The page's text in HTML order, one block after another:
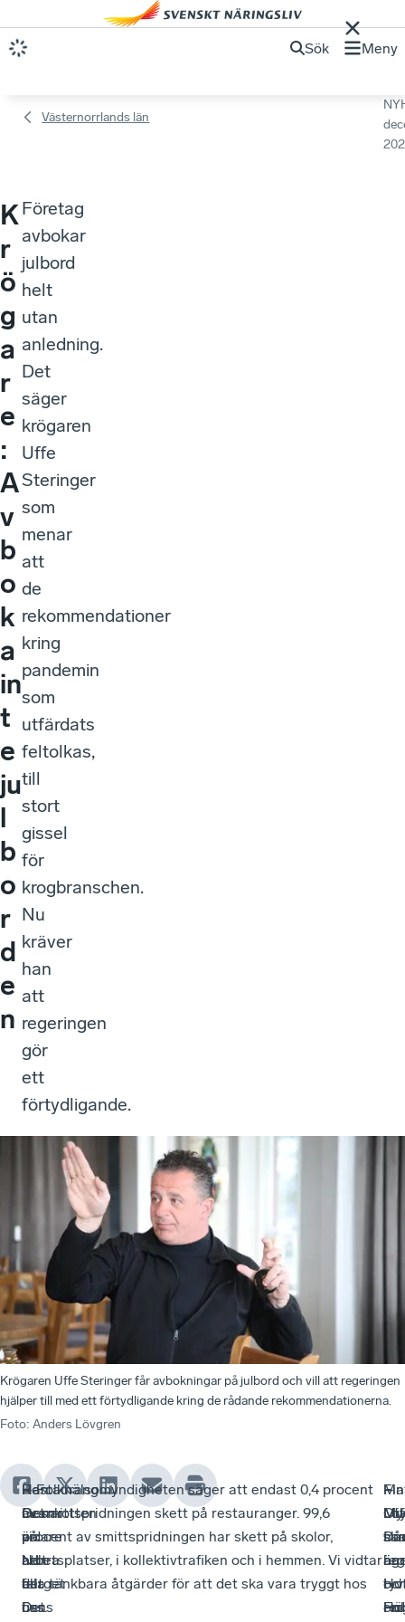
Sök Meny
Västernorrlands län
K
r
ö
g
a
r
e
:
A
v
b
o
k
a
in
t
e
ju
l
b
o
r
d
e
n
Företag
avbokar
julbord
helt
utan
anledning.
Det
säger
krögaren
Uffe
Steringer
som
menar
att
de
rekommendationer
kring
pandemin
som
utfärdats
feltolkas,
till
stort
gissel
för
krogbranschen.
Nu
kräver
han
att
regeringen
gör
ett
förtydligande.
Krögaren Uffe Steringer får avbokningar på julbord och vill att regeringen
hjälper till med ett förtydligande kring de rådande rekommendationerna.
Foto: Anders Lövgren
Restaurang
Grankotten
på
Norra
berget
i
–
Det
är
helt
fel.
Det
Han
menar
vidare
att
det
finns
– Folkhälsomyndigheten säger att endast 0,4 procent
av smittspridningen skett på restauranger. 99,6
procent av smittspridningen har skett på skolor,
arbetsplatser, i kollektivtrafiken och i hemmen. Vi vidtar
alla tänkbara åtgärder för att det ska vara tryggt hos
oss.
har
i
en
–
är
–